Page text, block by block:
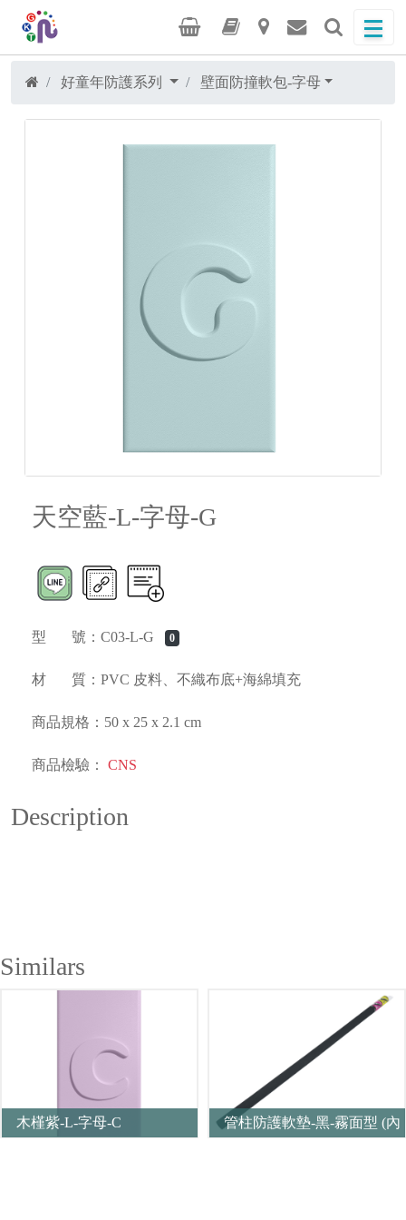
好童年防護系列 壁面防撞軟包-字母
天空藍-L-字母-G
型 號：C03-L-G 0
材 質：PVC 皮料、不織布底+海綿填充
商品規格：50 x 25 x 2.1 cm
商品檢驗： CNS
Description
Similars
木槿紫-L-字母-C
管柱防護軟墊-黑-霧面型 (內